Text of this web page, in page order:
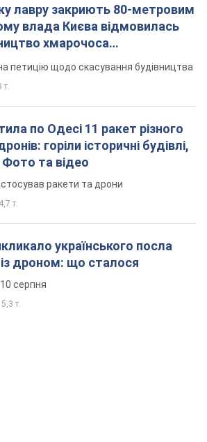
лавру закриють 80-метровим
влада Києва відмовилась
хмарочоса
петицію щодо скасування будівництва
т.
по Одесі 11 ракет різного
горіли історичні будівлі,
та відео
ракети та дрони
т.
українського посла
із дроном: що сталося
серпня
5,3 т.